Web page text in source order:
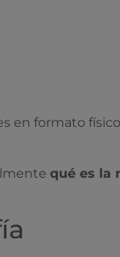
formato
qué es la